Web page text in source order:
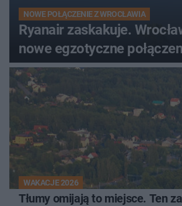
NOWE POŁĄCZENIE Z WROCŁAWIA
Ryanair zaskakuje.
nowe egzotyczne
WAKACJE 2026
Tłumy omijają to miejsce. Ten